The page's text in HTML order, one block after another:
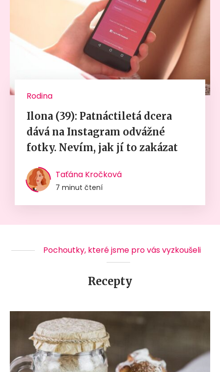
Rodina
Ilona (39): Patnáctiletá dcera
dává na Instagram odvážné
fotky. Nevím, jak jí to zakázat
Taťána Kročková
7 minut čtení
Pochoutky, které jsme pro vás vyzkoušeli
Recepty